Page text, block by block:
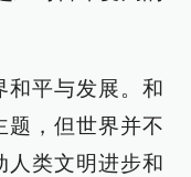
和平与发展。和
题，但世界并不
人类文明进步和